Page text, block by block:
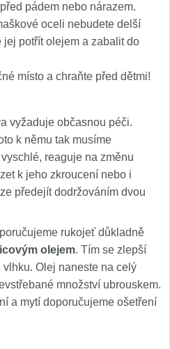
pádem nebo nárazem.
oceli nebudete delší
potřít olejem a zabalit do
místo a chraňte před dětmi!
vyžaduje občasnou péči.
k němu tak musíme
reaguje na změnu
k jeho zkroucení nebo i
předejít dodržováním dvou
rukojeť důkladně
olejem. Tím se zlepší
Olej naneste na celý
množství ubrouskem.
a mytí doporučujeme ošetření